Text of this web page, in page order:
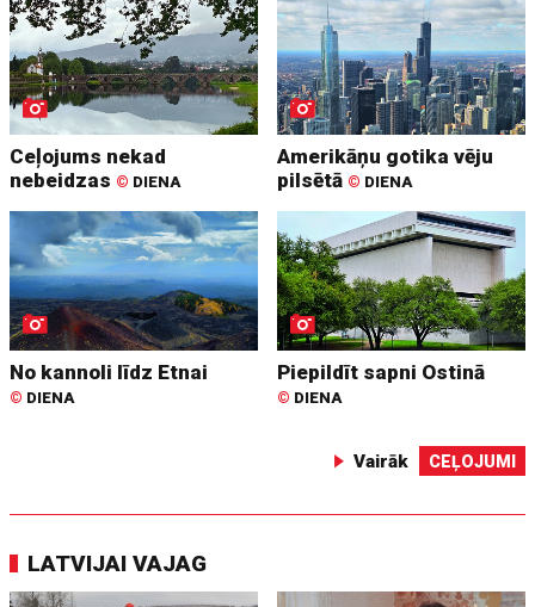
Ceļojums nekad
nebeidzas © DIENA
Amerikāņu gotika vēju
pilsētā © DIENA
No kannoli līdz Etnai
© DIENA
Piepildīt sapni Ostinā
© DIENA
Vairāk CEĻOJUMI
LATVIJAI VAJAG